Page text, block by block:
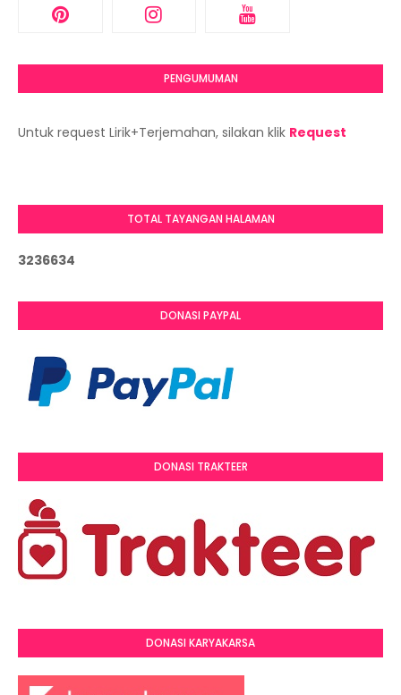
PENGUMUMAN
Untuk request Lirik+Terjemahan, silakan klik Request
TOTAL TAYANGAN HALAMAN
3236634
DONASI PAYPAL
DONASI TRAKTEER
DONASI KARYAKARSA